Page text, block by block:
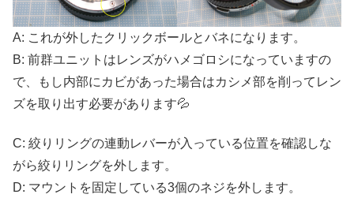
A: これが外したクリックボールとバネになります。
B: 前群ユニットはレンズがハメゴロシになっていますの
で、もし内部にカビがあった場合はカシメ部を削ってレン
ズを取り出す必要があります💦
C: 絞りリングの連動レバーが入っている位置を確認しな
がら絞りリングを外します。
D: マウントを固定している3個のネジを外します。